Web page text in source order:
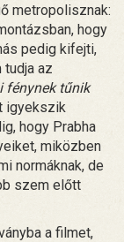
metropolisznak:
hogy
pedig kifejti,
tudja az
fénynek tűnik
igyekszik
hogy Prabha
miközben
normáknak, de
szem előtt
a filmet,